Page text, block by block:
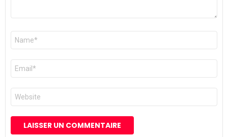
Nom
E-
mail
*
Site
web